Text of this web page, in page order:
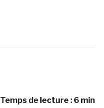
Temps de lecture : 6 min